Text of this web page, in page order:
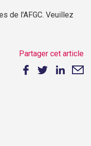
de l'AFGC. Veuillez
Partager cet article